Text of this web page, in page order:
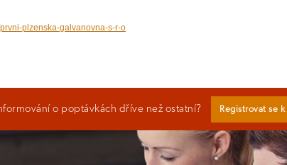
plzenska-galvanovna-s-r-o
o poptávkách dříve než ostatní? Registrovat se